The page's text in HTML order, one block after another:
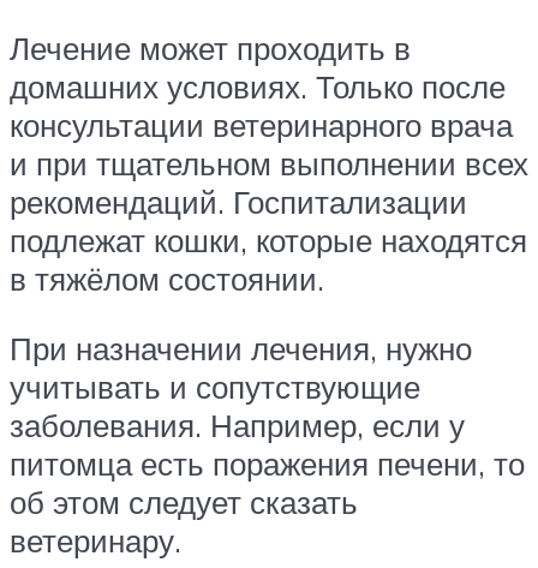
Лечение может проходить в
домашних условиях. Только после
консультации ветеринарного врача
и при тщательном выполнении всех
рекомендаций. Госпитализации
подлежат кошки, которые находятся
в тяжёлом состоянии.
При назначении лечения, нужно
учитывать и сопутствующие
заболевания. Например, если у
питомца есть поражения печени, то
об этом следует сказать
ветеринару.